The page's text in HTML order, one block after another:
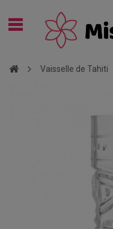
Vaisselle de Tahiti